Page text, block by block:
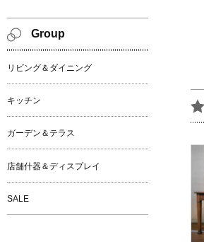
Group
リビング＆ダイニング
キッチン
ガーデン＆テラス
店舗什器＆ディスプレイ
SALE